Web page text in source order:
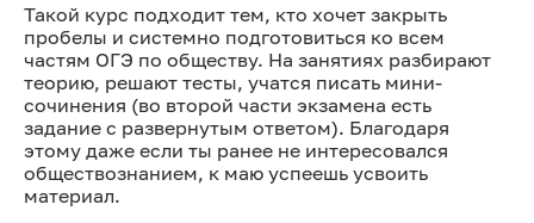
Такой курс подходит тем, кто хочет закрыть
пробелы и системно подготовиться ко всем
частям ОГЭ по обществу. На занятиях разбирают
теорию, решают тесты, учатся писать мини-
сочинения (во второй части экзамена есть
задание с развернутым ответом). Благодаря
этому даже если ты ранее не интересовался
обществознанием, к маю успеешь усвоить
материал.